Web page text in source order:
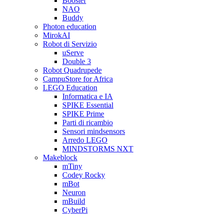
NAO
Buddy
Photon education
MirokAI
Robot di Servizio
uServe
Double 3
Robot Quadrupede
CampuStore for Africa
LEGO Education
Informatica e IA
SPIKE Essential
SPIKE Prime
Parti di ricambio
Sensori mindsensors
Arredo LEGO
MINDSTORMS NXT
Makeblock
mTiny
Codey Rocky
mBot
Neuron
mBuild
CyberPi